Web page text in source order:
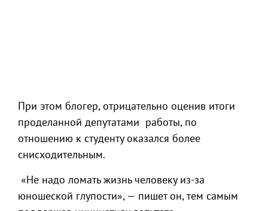
При этом блогер, отрицательно оценив итоги
проделанной депутатами работы, по
отношению к студенту оказался более
снисходительным.
«Не надо ломать жизнь человеку из-за
юношеской глупости», — пишет он, тем самым